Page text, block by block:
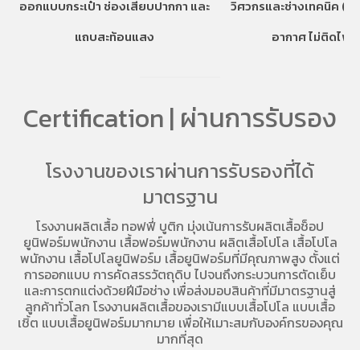
ออกแบบกระเป๋า ช่องเสียบปากกา และ
แถบสะท้อนแสง
วิศวกรและช่างเทคนิค (ท
อากาศ ไม่ติดไฟ
Certification | ผ่านการรับรอง
โรงงานของเราผ่านการรับรองที่ได้
มาตรฐาน
โรงงานผลิตเสื้อ ทอฟฟี่ บูติก มุ่งเน้นการรับผลิตเสื้อช็อป
ยูนิฟอร์มพนักงาน เสื้อฟอร์มพนักงาน ผลิตเสื้อโปโล เสื้อโปโล
พนักงาน เสื้อโปโลยูนิฟอร์ม เสื้อยูนิฟอร์มที่มีคุณภาพสูง ตั้งแต่
การออกแบบ การคัดสรรวัตถุดิบ ไปจนถึงกระบวนการตัดเย็บ
และการตกแต่งด้วยฝีมือช่าง เพื่อส่งมอบสินค้าที่มีมาตรฐานสู่
ลูกค้าทั่วโลก โรงงานผลิตเสื้อของเรามีแบบเสื้อโปโล แบบเสื้อ
เชิ้ต แบบเสื้อยูนิฟอร์มมากมาย เพื่อให้เมาะสมกับองค์กรของคุณ
มากที่สุด